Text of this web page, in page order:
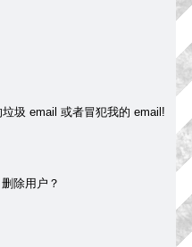
圾 email 或者冒犯我的 email!
除用户？